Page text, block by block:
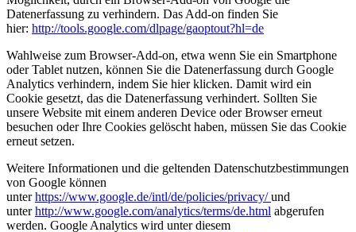
Datenerfassung zu verhindern. Das Add-on finden Sie
hier: http://tools.google.com/dlpage/gaoptout?hl=de
Wahlweise zum Browser-Add-on, etwa wenn Sie ein Smartphone
oder Tablet nutzen, können Sie die Datenerfassung durch Google
Analytics verhindern, indem Sie hierklicken. Damit wird ein
Cookie gesetzt, das die Datenerfassung verhindert. Sollten Sie
unsere Website mit einem anderen Device oder Browser erneut
besuchen oder Ihre Cookies gelöscht haben, müssen Sie das Cookie
erneut setzen.
Weitere Informationen und die geltenden Datenschutzbestimmungen
von Google können
unterhttps://www.google.de/intl/de/policies/privacy/und
unterhttp://www.google.com/analytics/terms/de.html abgerufen
werden. Google Analytics wird unter diesem